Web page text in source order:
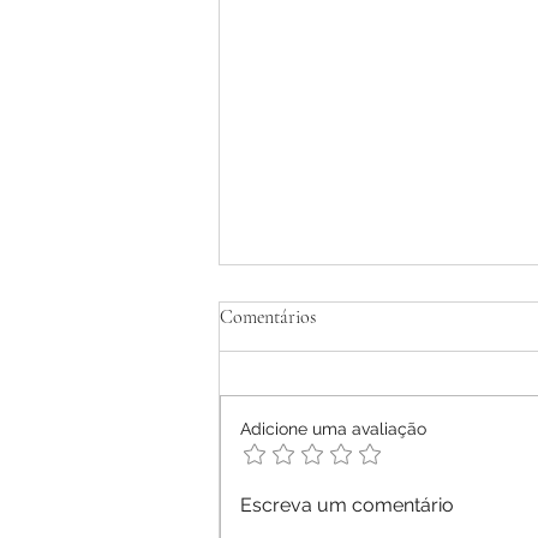
Tratamento Homeopático de
Relato de Caso
Comentários
Adicione uma avaliação
Escreva um comentário